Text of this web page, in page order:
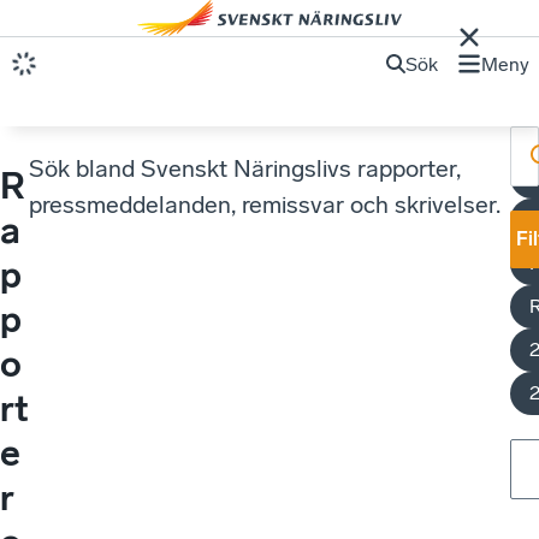
Sök Meny
R
a
p
p
o
rt
e
r
Sök bland Svenskt Näringslivs rapporter,
pressmeddelanden, remissvar och skrivelser.